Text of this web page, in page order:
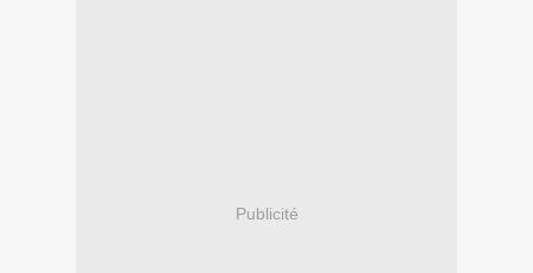
Publicité